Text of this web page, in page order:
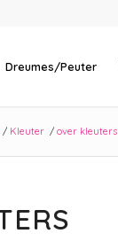
Dreumes/Peuter
/ Kleuter / over kleuters